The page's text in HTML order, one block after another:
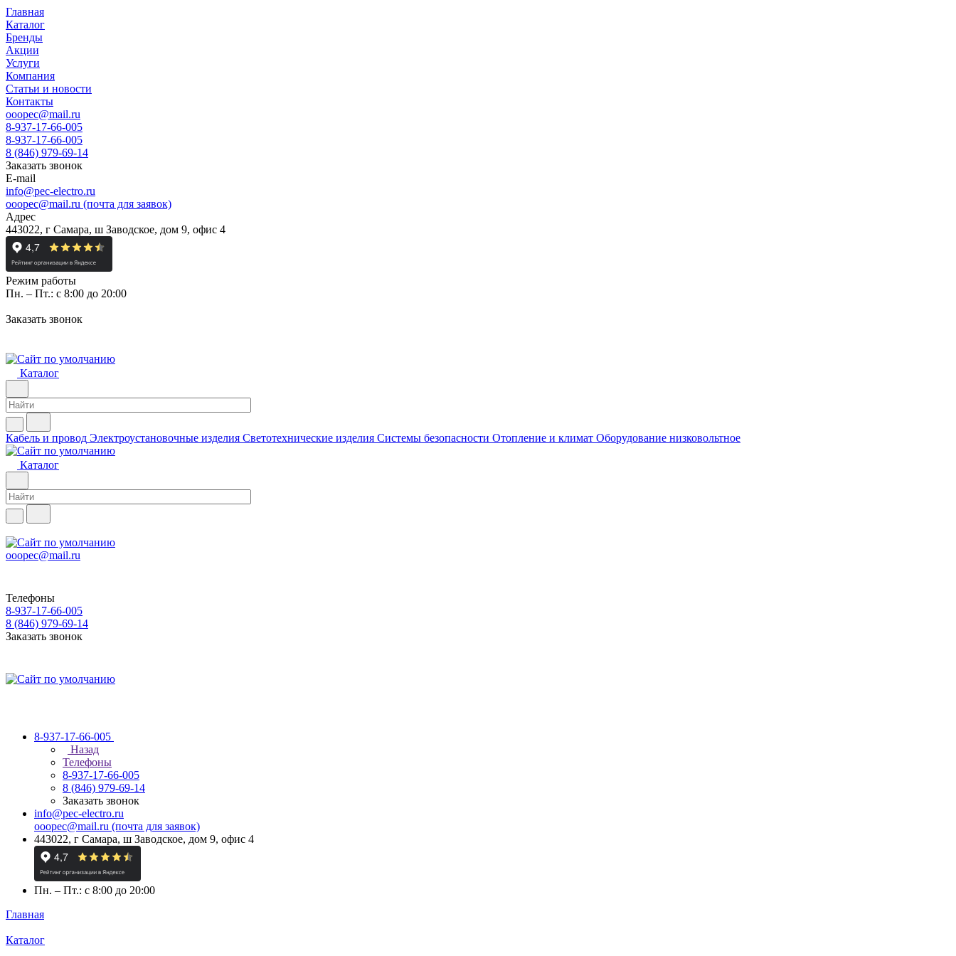
Главная
Каталог
Бренды
Акции
Услуги
Компания
Статьи и новости
Контакты
ooopec@mail.ru
8-937-17-66-005
8-937-17-66-005
8 (846) 979-69-14
Заказать звонок
E-mail
info@pec-electro.ru
ooopec@mail.ru (почта для заявок)
Адрес
443022, г Самара, ш Заводское, дом 9, офис 4
Режим работы
Пн. – Пт.: с 8:00 до 20:00
Заказать звонок
Каталог
Кабель и провод Электроустановочные изделия Светотехнические изделия Системы безопасности Отопление и климат Оборудование низковольтное
Каталог
ooopec@mail.ru
Телефоны
8-937-17-66-005
8 (846) 979-69-14
Заказать звонок
8-937-17-66-005
Назад
Телефоны
8-937-17-66-005
8 (846) 979-69-14
Заказать звонок
info@pec-electro.ru
ooopec@mail.ru (почта для заявок)
443022, г Самара, ш Заводское, дом 9, офис 4
Пн. – Пт.: с 8:00 до 20:00
Главная
Каталог